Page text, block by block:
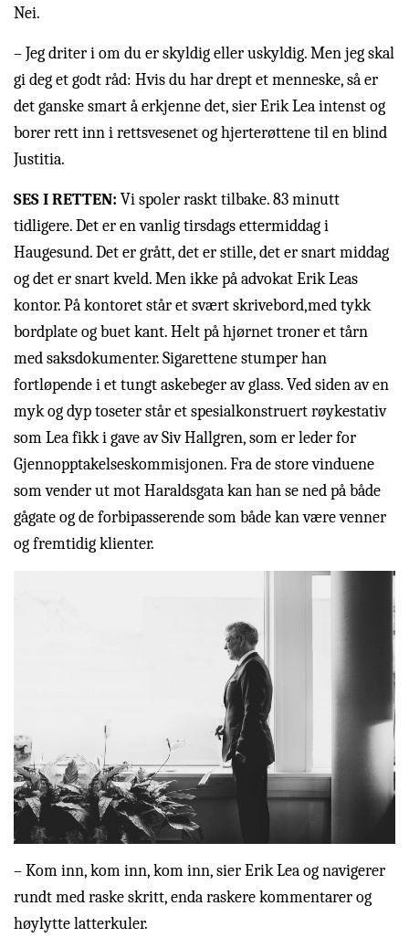
Nei.
– Jeg driter i om du er skyldig eller uskyldig. Men jeg skal
gi deg et godt råd: Hvis du har drept et menneske, så er
det ganske smart å erkjenne det, sier Erik Lea intenst og
borer rett inn i rettsvesenet og hjerterøttene til en blind
Justitia.
SES I RETTEN: Vi spoler raskt tilbake. 83 minutt
tidligere. Det er en vanlig tirsdags ettermiddag i
Haugesund. Det er grått, det er stille, det er snart middag
og det er snart kveld. Men ikke på advokat Erik Leas
kontor. På kontoret står et svært skrivebord,med tykk
bordplate og buet kant. Helt på hjørnet troner et tårn
med saksdokumenter. Sigarettene stumper han
fortløpende i et tungt askebeger av glass. Ved siden av en
myk og dyp toseter står et spesialkonstruert røykestativ
som Lea fikk i gave av Siv Hallgren, som er leder for
Gjennopptakelseskommisjonen. Fra de store vinduene
som vender ut mot Haraldsgata kan han se ned på både
gågate og de forbipasserende som både kan være venner
og fremtidig klienter.
– Kom inn, kom inn, kom inn, sier Erik Lea og navigerer
rundt med raske skritt, enda raskere kommentarer og
høylytte latterkuler.